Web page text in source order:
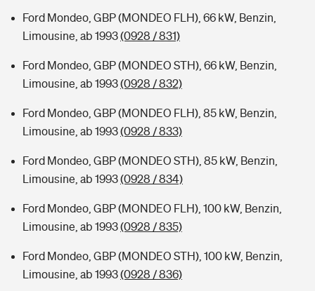
Ford Mondeo, GBP (MONDEO FLH), 66 kW, Benzin,
Limousine, ab 1993(0928 / 831)
Ford Mondeo, GBP (MONDEO STH), 66 kW, Benzin,
Limousine, ab 1993(0928 / 832)
Ford Mondeo, GBP (MONDEO FLH), 85 kW, Benzin,
Limousine, ab 1993(0928 / 833)
Ford Mondeo, GBP (MONDEO STH), 85 kW, Benzin,
Limousine, ab 1993(0928 / 834)
Ford Mondeo, GBP (MONDEO FLH), 100 kW, Benzin,
Limousine, ab 1993(0928 / 835)
Ford Mondeo, GBP (MONDEO STH), 100 kW, Benzin,
Limousine, ab 1993(0928 / 836)